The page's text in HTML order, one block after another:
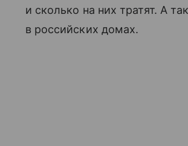
и сколько на них тратят. А
в российских домах.